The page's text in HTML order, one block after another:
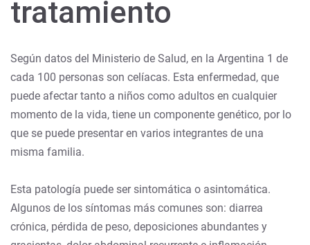
tratamiento
Según datos del Ministerio de Salud, en la Argentina 1 de
cada 100 personas son celíacas. Esta enfermedad, que
puede afectar tanto a niños como adultos en cualquier
momento de la vida, tiene un componente genético, por lo
que se puede presentar en varios integrantes de una
misma familia.
Esta patología puede ser sintomática o asintomática.
Algunos de los síntomas más comunes son: diarrea
crónica, pérdida de peso, deposiciones abundantes y